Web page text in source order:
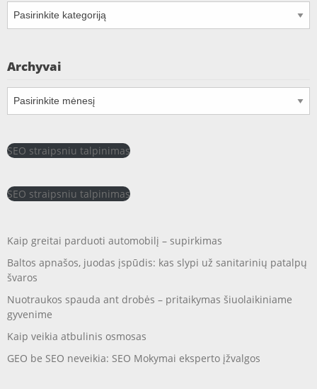
Kategorijos
Archyvai
Archyvai
SEO straipsniu talpinimas
SEO straipsniu talpinimas
Kaip greitai parduoti automobilį – supirkimas
Baltos apnašos, juodas įspūdis: kas slypi už sanitarinių patalpų
švaros
Nuotraukos spauda ant drobės – pritaikymas šiuolaikiniame
gyvenime
Kaip veikia atbulinis osmosas
GEO be SEO neveikia: SEO Mokymai eksperto įžvalgos